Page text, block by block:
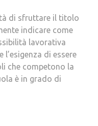
di sfruttare il titolo
indicare come
lavorativa
di essere
che competono la
è in grado di